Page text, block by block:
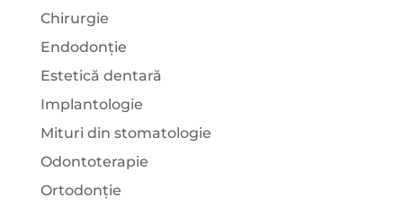
Chirurgie
Endodonție
Estetică dentară
Implantologie
Mituri din stomatologie
Odontoterapie
Ortodonție